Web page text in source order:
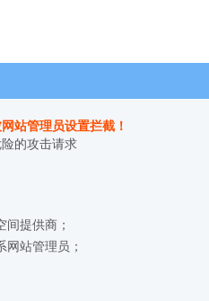
站管理员设置拦截！
的攻击请求
间提供商；
站管理员；